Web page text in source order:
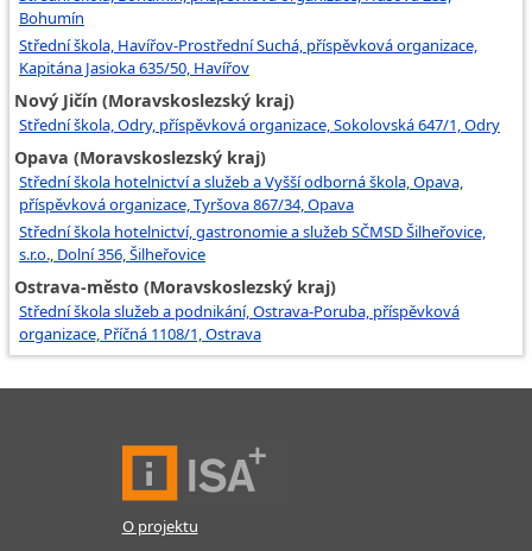
Bohumín
Střední škola, Havířov-Prostřední Suchá, příspěvková organizace,
Kapitána Jasioka 635/50, Havířov
Nový Jičín (Moravskoslezský kraj)
Střední škola, Odry, příspěvková organizace, Sokolovská 647/1, Odry
Opava (Moravskoslezský kraj)
Střední škola hotelnictví a služeb a Vyšší odborná škola, Opava,
příspěvková organizace, Tyršova 867/34, Opava
Střední škola hotelnictví, gastronomie a služeb SČMSD Šilheřovice,
s.r.o., Dolní 356, Šilheřovice
Ostrava-město (Moravskoslezský kraj)
Střední škola služeb a podnikání, Ostrava-Poruba, příspěvková
organizace, Příčná 1108/1, Ostrava
O projektu